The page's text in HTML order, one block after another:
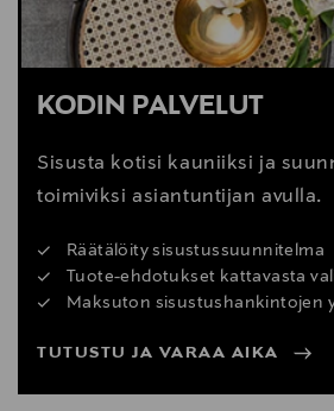
KODIN PALVELUT
Sisusta kotisi kauniiksi ja
toimiviksi asiantuntijan avulla.
Räätälöity sisustussuunnitelma
Tuote-ehdotukset kattavasta
Maksuton sisustushankintojen
TUTUSTU JA VARAA AIKA